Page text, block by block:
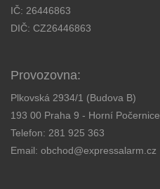
IČ: 26446863
DIČ: CZ26446863
Provozovna:
Plkovská 2934/1 (Budova B)
193 00 Praha 9 - Horní Počernice
Telefon: 281 925 363
Email: obchod@expressalarm.cz